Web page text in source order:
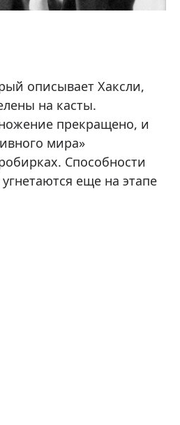
описывает Хаксли,
на касты.
прекращено, и
мира»
Способности
еще на этапе